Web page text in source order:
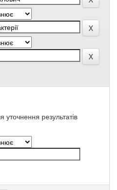
уточнення результатів